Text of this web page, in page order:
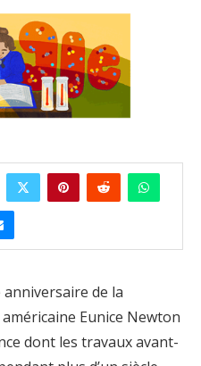
de la
Eunice Newton
dont les travaux avant-